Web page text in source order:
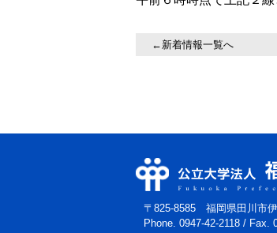
←新着情報一覧へ
〒825-8585 福岡県田川市
Phone. 0947-42-2118 / Fax.